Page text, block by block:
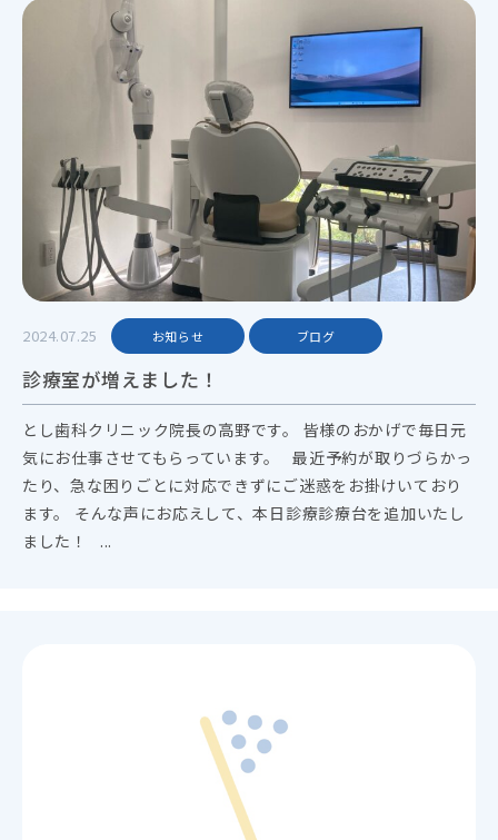
2024.07.25 お知らせ ブログ
診療室が増えました！
とし歯科クリニック院長の高野です。 皆様のおかげで毎日元
気にお仕事させてもらっています。 最近予約が取りづらかっ
たり、急な困りごとに対応できずにご迷惑をお掛けいており
ます。 そんな声にお応えして、本日診療診療台を追加いたし
ました！ ...